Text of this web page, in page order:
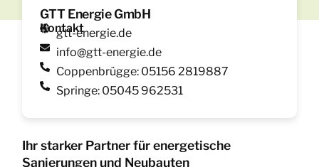
GTT Energie GmbH
Kontakt
gtt-energie.de
info@gtt-energie.de
Coppenbrügge: 05156 2819887
Springe: 05045 962531
Ihr starker Partner für energetische
Sanierungen und Neubauten